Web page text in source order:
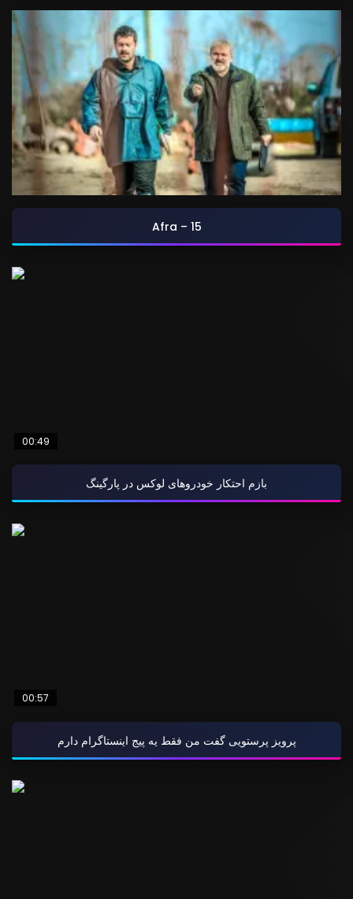
Afra – 15
00:49
بازم احتکار خودروهای لوکس در پارگینگ
00:57
پرویز پرستویی گفت من فقط یه پیج اینستاگرام دارم